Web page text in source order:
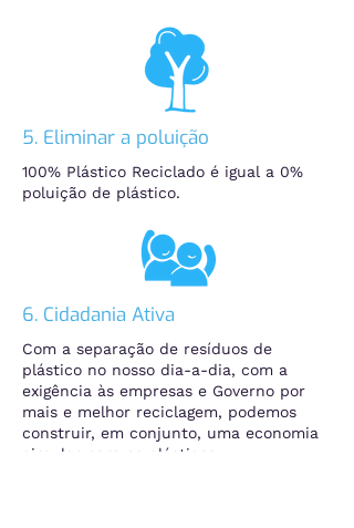
5. Eliminar a poluição
100% Plástico Reciclado é igual a 0%
poluição de plástico.
6. Cidadania Ativa
Com a separação de resíduos de
plástico no nosso dia-a-dia, com a
exigência às empresas e Governo por
mais e melhor reciclagem, podemos
construir, em conjunto, uma economia
circular para os plásticos.